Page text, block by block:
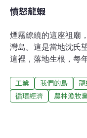
憤怒龍蝦
煙霧繚繞的這座祖廟
灣島。這是當地沈氏
這裡，落地生根，每
肉、魚肉和豬肉，邊
邊佳蘭，素有龍蝦小
要航線。但這幾個月
工業 我們的島 龍
循環經濟
農林漁牧